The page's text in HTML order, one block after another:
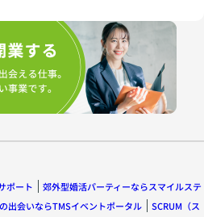
ポート
郊外型婚活パーティーならスマイルステ
出会いならTMSイベントポータル
SCRUM（ス